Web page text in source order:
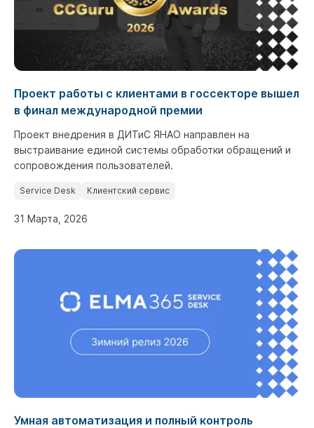
Проект работы с клиентами в госсекторе вышел
в финал международной премии
Проект внедрения в ДИТиС ЯНАО направлен на
выстраивание единой системы обработки обращений и
сопровождения пользователей.
Service Desk Клиентский сервис
31 Марта, 2026
Умная автоматизация и полный контроль